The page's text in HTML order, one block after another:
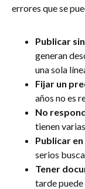
errores que se
Publicar
generan
una sola
Fijar un
años no es
No
tienen
Publicar
serios
Tener
tarde puede